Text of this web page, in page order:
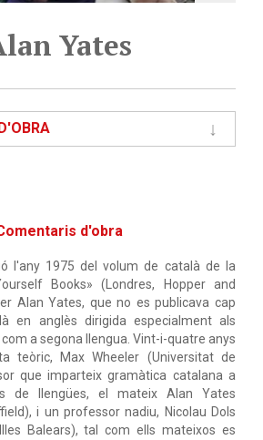
Yates
d'obra
l'any 1975 del volum de català de la
Books» (Londres, Hopper and
Alan Yates, que no es publicava cap
en anglès dirigida especialment als
a segona llengua. Vint-i-quatre anys
teòric, Max Wheeler (Universitat de
que imparteix gramàtica catalana a
de llengües, el mateix Alan Yates
i un professor nadiu, Nicolau Dols
Balears), tal com ells mateixos es